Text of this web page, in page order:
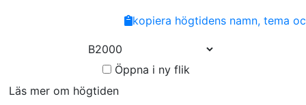
EmailCopy
kopiera högtidens namn, tema
Öppna i ny flik
Läs mer om högtiden